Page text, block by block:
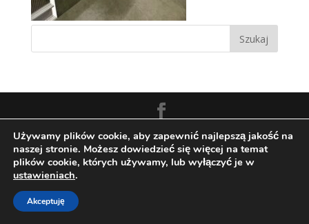
Zaprojektowane przez:Techio.pl
Używamy plików cookie, aby zapewnić najlepszą jakość na
naszej stronie. Możesz dowiedzieć się więcej na temat
plików cookie, których używamy, lub wyłączyć je w
ustawieniach.
Akceptuję